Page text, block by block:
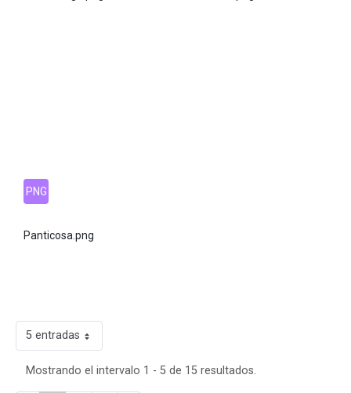
PNG
Panticosa.png
5 entradas
Mostrando el intervalo 1 - 5 de 15 resultados.